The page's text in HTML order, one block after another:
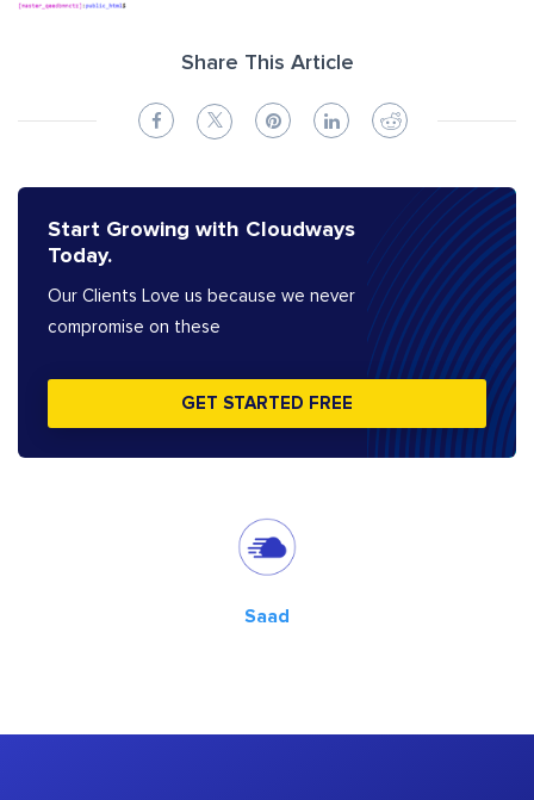
Share This Article
Start Growing with Cloudways
Today.
Our Clients Love us because we never
compromise on these
GET STARTED FREE
Saad